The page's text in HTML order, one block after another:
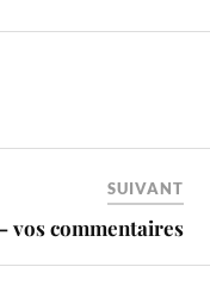
SUIVANT
vos commentaires